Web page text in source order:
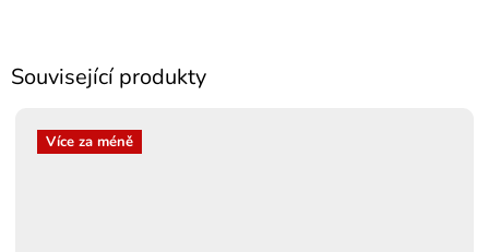
Související produkty
Více za méně